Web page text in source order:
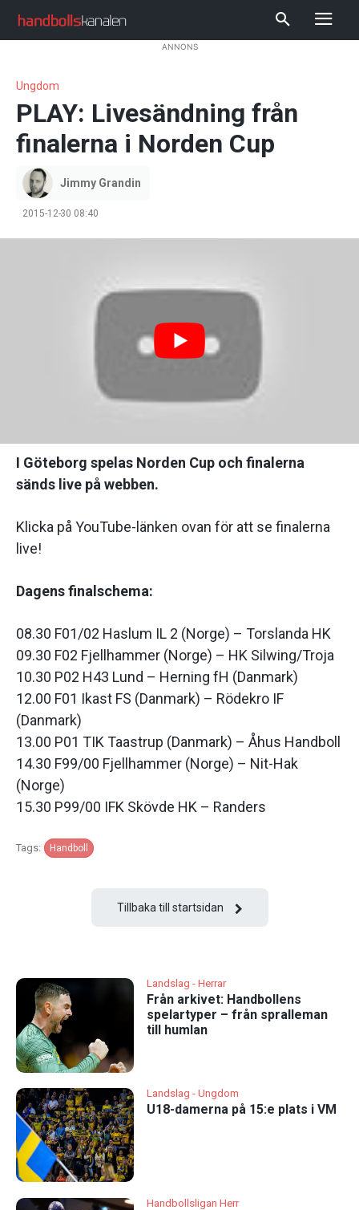
ANNONS
Ungdom
PLAY: Livesändning från
finalerna i Norden Cup
Jimmy Grandin
2015-12-30 08:40
I Göteborg spelas Norden Cup och finalerna
sänds live på webben.
Klicka på YouTube-länken ovan för att se finalerna
live!
Dagens finalschema:
08.30 F01/02 Haslum IL 2 (Norge) – Torslanda HK
09.30 F02 Fjellhammer (Norge) – HK Silwing/Troja
10.30 P02 H43 Lund – Herning fH (Danmark)
12.00 F01 Ikast FS (Danmark) – Rödekro IF
(Danmark)
13.00 P01 TIK Taastrup (Danmark) – Åhus Handboll
14.30 F99/00 Fjellhammer (Norge) – Nit-Hak
(Norge)
15.30 P99/00 IFK Skövde HK – Randers
Tags: Handboll
Tillbaka till startsidan
Landslag - Herrar
Från arkivet: Handbollens
spelartyper – från spralleman
till humlan
Landslag - Ungdom
U18-damerna på 15:e plats i VM
Handbollsligan Herr